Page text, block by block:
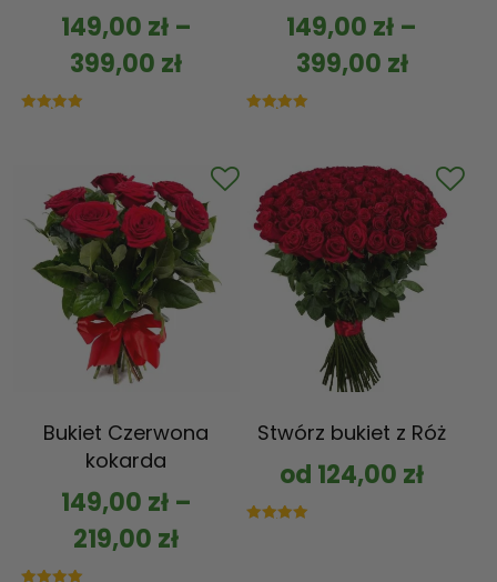
149,00 zł–
399,00 zł
149,00 zł –
399,00 zł
Bukiet Czerwona
kokarda
149,00 zł–
219,00 zł
Stwórz bukiet z Róż
od 124,00 zł